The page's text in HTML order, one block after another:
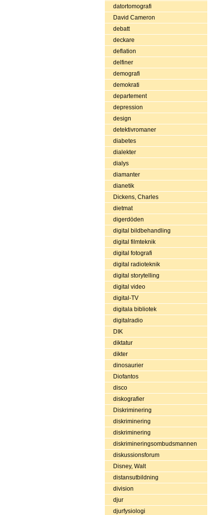
datortomografi
David Cameron
debatt
deckare
deflation
delfiner
demografi
demokrati
departement
depression
design
detektivromaner
diabetes
dialekter
dialys
diamanter
dianetik
Dickens, Charles
dietmat
digerdöden
digital bildbehandling
digital filmteknik
digital fotografi
digital radioteknik
digital storytelling
digital video
digital-TV
digitala bibliotek
digitalradio
DIK
diktatur
dikter
dinosaurier
Diofantos
disco
diskografier
Diskriminering
diskriminering
diskriminering
diskrimineringsombudsmannen
diskussionsforum
Disney, Walt
distansutbildning
division
djur
djurfysiologi